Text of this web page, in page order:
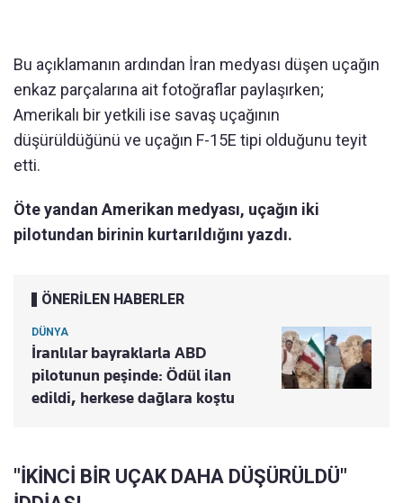
Bu açıklamanın ardından İran medyası düşen uçağın
enkaz parçalarına ait fotoğraflar paylaşırken;
Amerikalı bir yetkili ise savaş uçağının
düşürüldüğünü ve uçağın F-15E tipi olduğunu teyit
etti.
Öte yandan Amerikan medyası, uçağın iki
pilotundan birinin kurtarıldığını yazdı.
ÖNERİLEN HABERLER
DÜNYA
İranlılar bayraklarla ABD
pilotunun peşinde: Ödül ilan
edildi, herkese dağlara koştu
"İKİNCİ BİR UÇAK DAHA DÜŞÜRÜLDÜ"